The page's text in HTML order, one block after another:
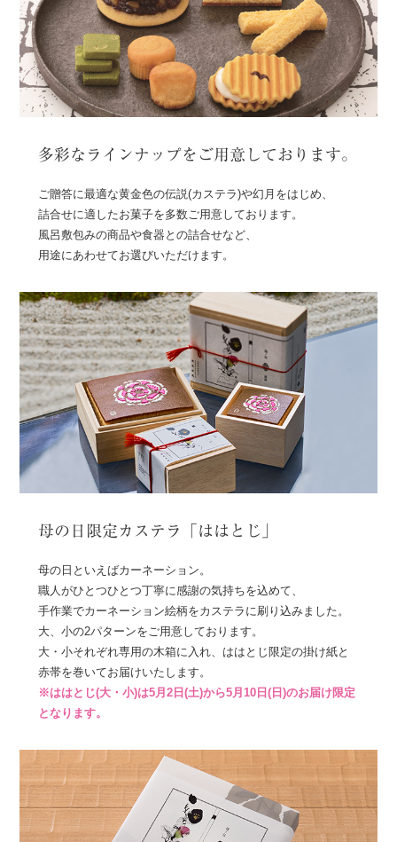
多彩なラインナップをご用意しております。
ご贈答に最適な黄金色の伝説(カステラ)や幻月をはじめ、
詰合せに適したお菓子を多数ご用意しております。
風呂敷包みの商品や食器との詰合せなど、
用途にあわせてお選びいただけます。
母の日限定カステラ「ははとじ」
母の日といえばカーネーション。
職人がひとつひとつ丁寧に感謝の気持ちを込めて、
手作業でカーネーション絵柄をカステラに刷り込みました。
大、小の2パターンをご用意しております。
大・小それぞれ専用の木箱に入れ、ははとじ限定の掛け紙と
赤帯を巻いてお届けいたします。
※ははとじ(大・小)は5月2日(土)から5月10日(日)のお届け限定
となります。